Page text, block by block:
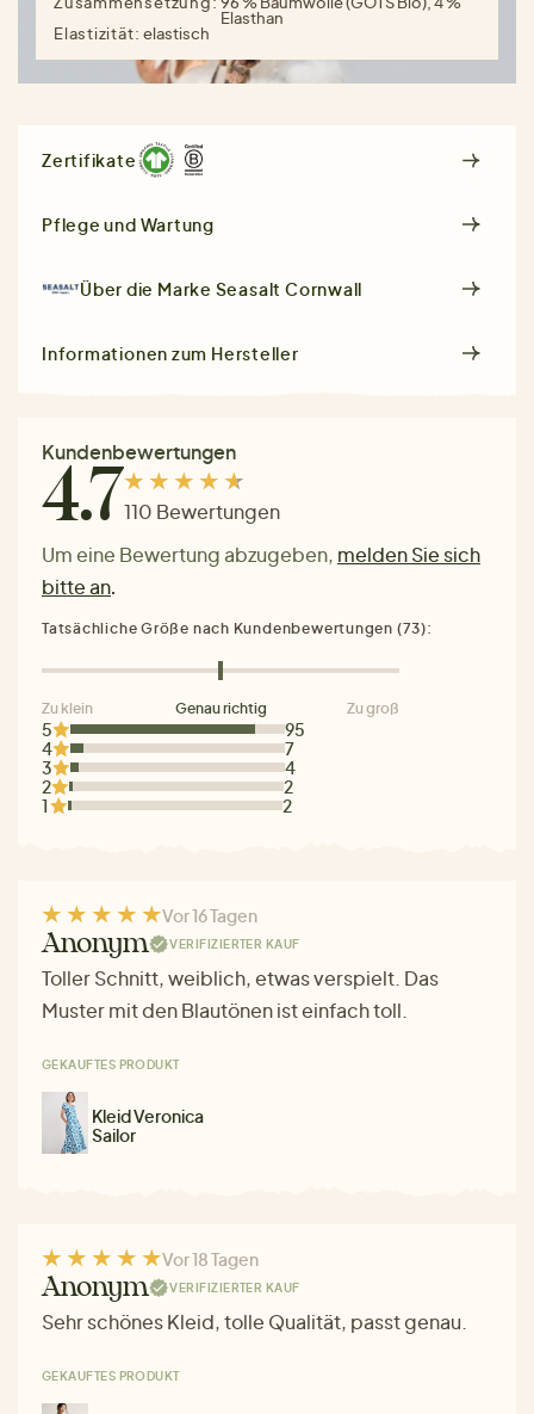
Elasthan
Elastizität:elastisch
Zertifikate
Pflege und Wartung
Über die Marke Seasalt Cornwall
Informationen zum Hersteller
Kundenbewertungen
4.7110 Bewertungen
Um eine Bewertung abzugeben, melden Sie sich
bitte an.
5
95
4
7
3
4
2
2
1
2
Tatsächliche Größe nach Kundenbewertungen (73):
Zu klein Genau richtig Zu groß
Vor 16 Tagen
Anonym VERIFIZIERTER KAUF
Toller Schnitt, weiblich, etwas verspielt. Das
Muster mit den Blautönen ist einfach toll.
GEKAUFTES PRODUKT
Kleid Veronica
Sailor
Vor 18 Tagen
Anonym VERIFIZIERTER KAUF
Sehr schönes Kleid, tolle Qualität, passt genau.
GEKAUFTES PRODUKT